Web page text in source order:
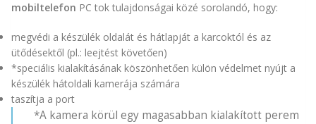
mobiltelefon PC tok tulajdonságai közé sorolandó, hogy:
megvédi a készülék oldalát és hátlapját a karcoktól és az
ütődésektől (pl.: leejtést követően)
*speciális kialakításának köszönhetően külön védelmet nyújt a
készülék hátoldali kamerája számára
taszítja a port
*A kamera körül egy magasabban kialakított perem